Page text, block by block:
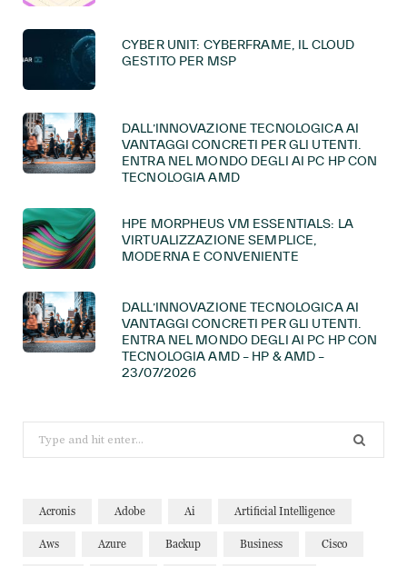
CYBER UNIT: CYBERFRAME, IL CLOUD
GESTITO PER MSP
DALL’INNOVAZIONE TECNOLOGICA AI
VANTAGGI CONCRETI PER GLI UTENTI.
ENTRA NEL MONDO DEGLI AI PC HP CON
TECNOLOGIA AMD
HPE MORPHEUS VM ESSENTIALS: LA
VIRTUALIZZAZIONE SEMPLICE,
MODERNA E CONVENIENTE
DALL’INNOVAZIONE TECNOLOGICA AI
VANTAGGI CONCRETI PER GLI UTENTI.
ENTRA NEL MONDO DEGLI AI PC HP CON
TECNOLOGIA AMD – HP & AMD –
23/07/2026
for:
Acronis Adobe Ai Artificial Intelligence
Aws Azure Backup Business Cisco